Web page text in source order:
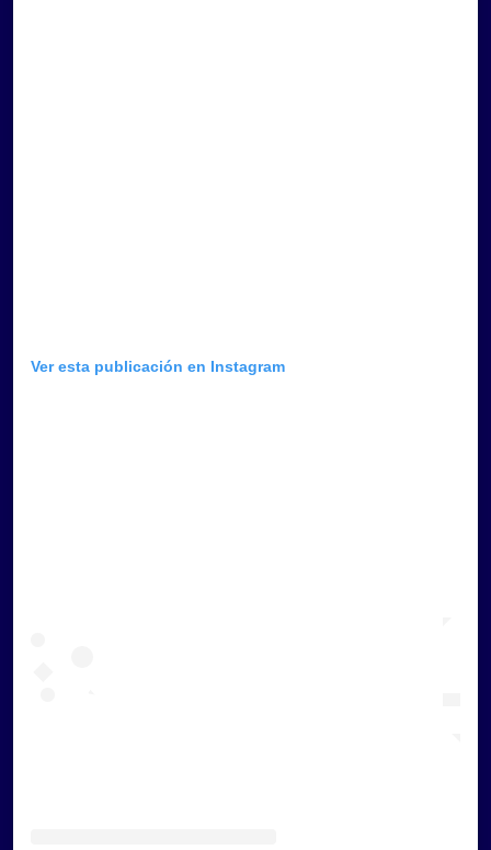
Ver esta publicación en Instagram